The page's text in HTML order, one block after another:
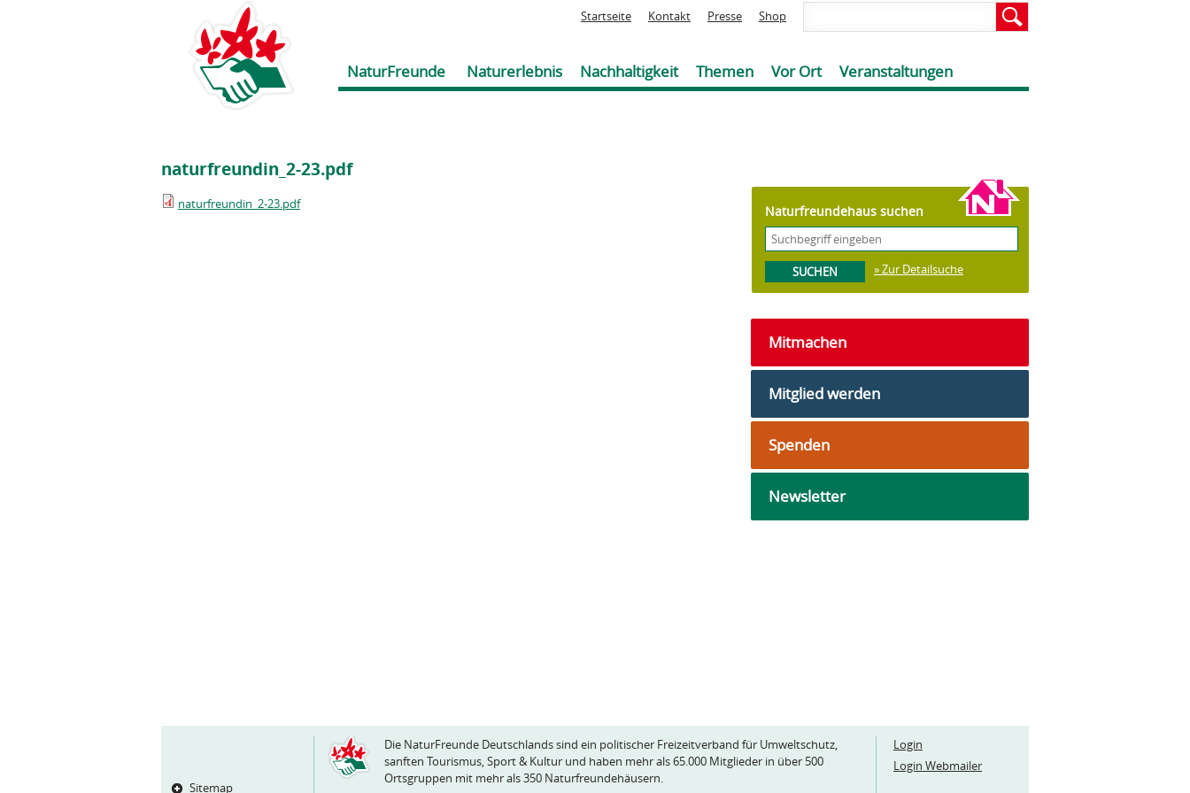
Jump to navigation
Startseite Kontakt Presse Shop
NaturFreunde Naturerlebnis Nachhaltigkeit Themen Vor Ort Veranstaltungen
naturfreundin_2-23.pdf
naturfreundin_2-23.pdf Naturfreundehaus suchen
» Zur Detailsuche
Mitmachen
Mitglied werden
Spenden
Newsletter
Sitemap
Die NaturFreunde Deutschlands sind ein politischer Freizeitverband für Umweltschutz,
sanften Tourismus, Sport & Kultur und haben mehr als 65.000 Mitglieder in über 500
Ortsgruppen mit mehr als 350 Naturfreundehäusern.
Login
Login Webmailer